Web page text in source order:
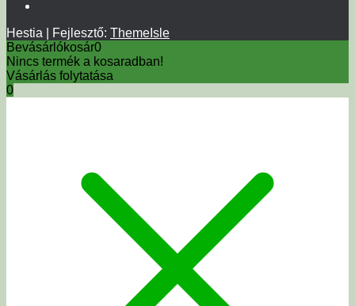
Hestia | Fejlesztő: ThemeIsle
Bevásárlókosár0
Nincs termék a kosaradban!
Vásárlás folytatása
0